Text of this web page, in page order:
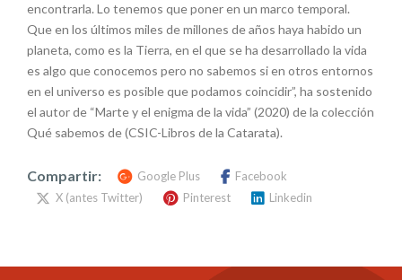
encontrarla. Lo tenemos que poner en un marco temporal.
Que en los últimos miles de millones de años haya habido un
planeta, como es la Tierra, en el que se ha desarrollado la vida
es algo que conocemos pero no sabemos si en otros entornos
en el universo es posible que podamos coincidir”, ha sostenido
el autor de “Marte y el enigma de la vida” (2020) de la colección
Qué sabemos de (CSIC-Libros de la Catarata).
Compartir: Google Plus
Facebook
X (antes Twitter)
Pinterest Linkedin